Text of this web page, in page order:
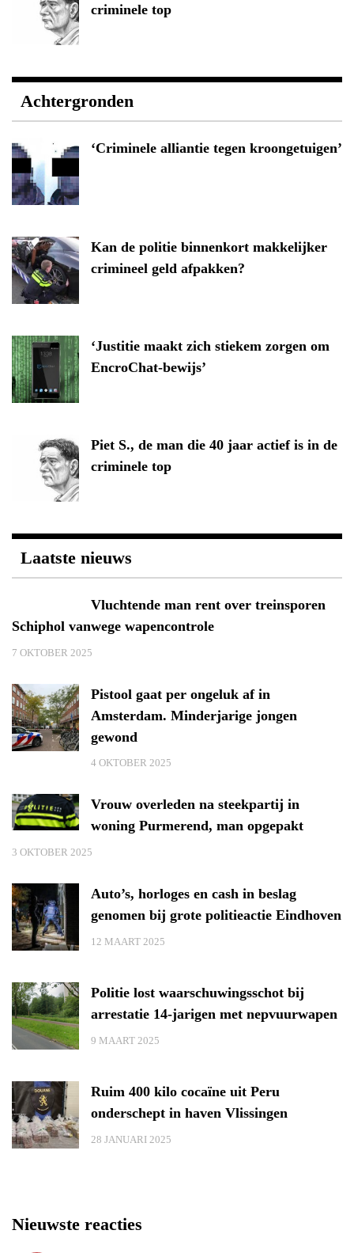
criminele top
Achtergronden
‘Criminele alliantie tegen kroongetuigen’
Kan de politie binnenkort makkelijker
crimineel geld afpakken?
‘Justitie maakt zich stiekem zorgen om
EncroChat-bewijs’
Piet S., de man die 40 jaar actief is in de
criminele top
Laatste nieuws
Vluchtende man rent over treinsporen
Schiphol vanwege wapencontrole
7 OKTOBER 2025
Pistool gaat per ongeluk af in
Amsterdam. Minderjarige jongen
gewond
4 OKTOBER 2025
Vrouw overleden na steekpartij in
woning Purmerend, man opgepakt
3 OKTOBER 2025
Auto’s, horloges en cash in beslag
genomen bij grote politieactie Eindhoven
12 MAART 2025
Politie lost waarschuwingsschot bij
arrestatie 14-jarigen met nepvuurwapen
9 MAART 2025
Ruim 400 kilo cocaïne uit Peru
onderschept in haven Vlissingen
28 JANUARI 2025
Nieuwste reacties